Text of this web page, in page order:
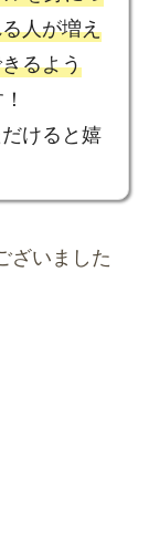
人が増え
るよう
けると嬉
ざいました